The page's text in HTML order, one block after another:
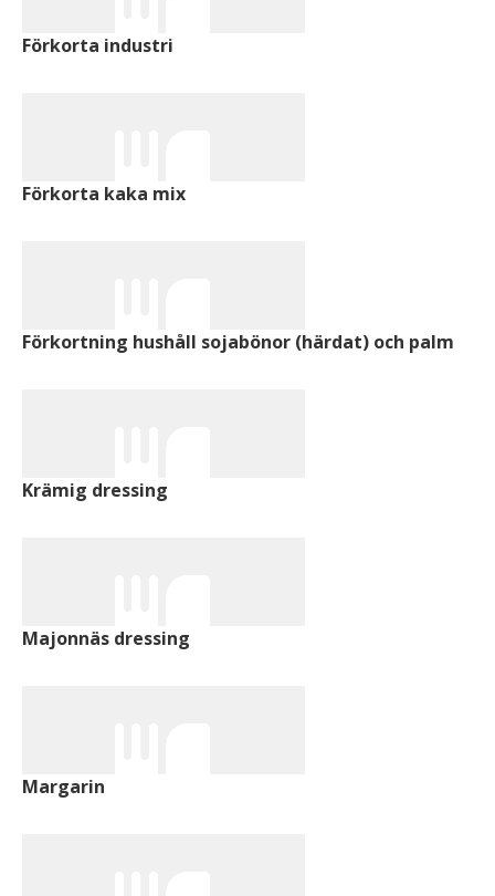
Förkorta industri
Förkorta kaka mix
Förkortning hushåll sojabönor (härdat) och palm
Krämig dressing
Majonnäs dressing
Margarin